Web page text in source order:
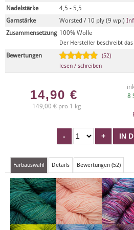
Nadelstärke
4,5 - 5,5
Garnstärke
Worsted / 10 ply (9 wpi)
Zusammensetzung 100% Wolle
Der Hersteller beschreibt
Bewertungen
(52)
lesen / schreiben
14,90 €
149,00 € pro 1 kg
8
Farbauswahl Details Bewertungen (52)